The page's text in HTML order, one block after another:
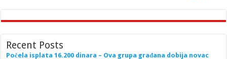
Recent Posts
Počela isplata 16.200 dinara – Ova grupa građana dobija novac